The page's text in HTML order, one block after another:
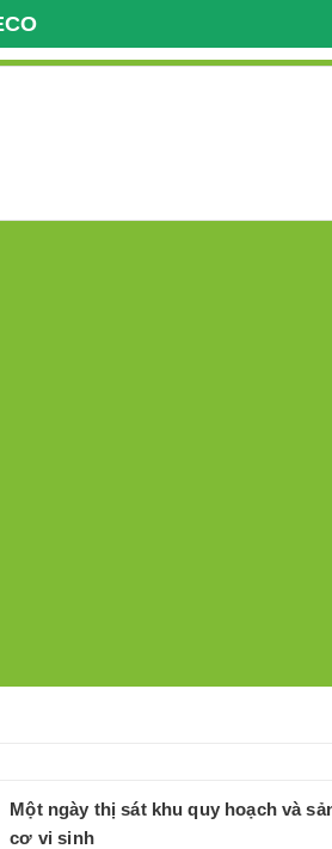
chỉ Liên kết quốc tế
Một ngày thị sát khu quy hoạch và
cơ vi sinh